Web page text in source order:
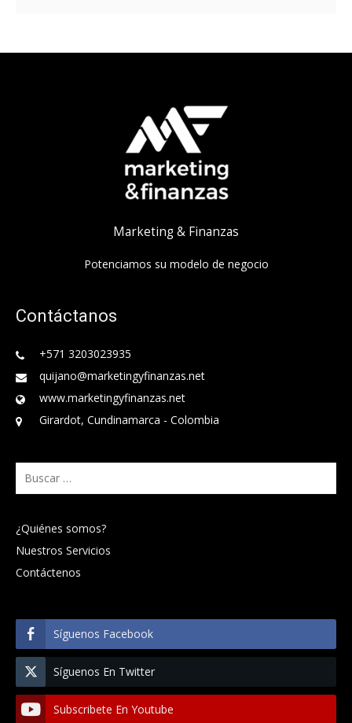
Marketing & Finanzas
Potenciamos su modelo de negocio
Contáctanos
+571 3203023935
quijano@marketingyfinanzas.net
www.marketingyfinanzas.net
Girardot, Cundinamarca - Colombia
Buscar:
¿Quiénes somos?
Nuestros Servicios
Contáctenos
Síguenos Facebook
Síguenos En Twitter
Subscribete En Youtube